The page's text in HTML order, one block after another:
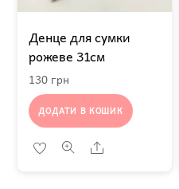
Денце для сумки
рожеве 31см
130 грн
ДОДАТИ В КОШИК
Share